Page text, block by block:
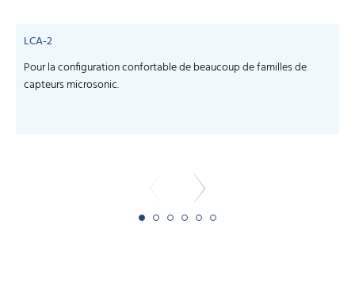
LCA-2
Pour la configuration confortable de beaucoup de familles de
capteurs microsonic.